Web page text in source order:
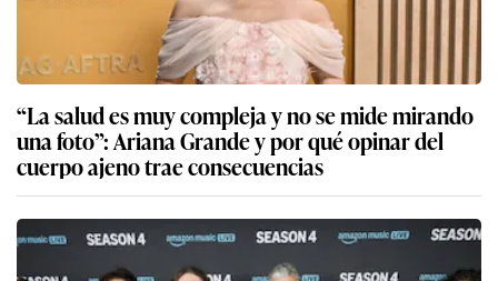
“La salud es muy compleja y no se mide mirando
una foto”: Ariana Grande y por qué opinar del
cuerpo ajeno trae consecuencias